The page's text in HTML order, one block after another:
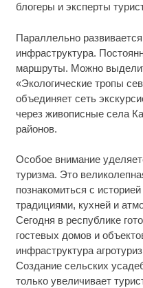
блогеры и эксперты
Параллельно
инфраструктура.
маршруты. Можно
«Экологические тропы
объединяет сеть
через живописные села
районов.
Особое внимание
туризма. Это
познакомиться с
традициями, кухней и
Сегодня в республике
гостевых домов и
инфраструктура
Создание сельских
только увеличивает